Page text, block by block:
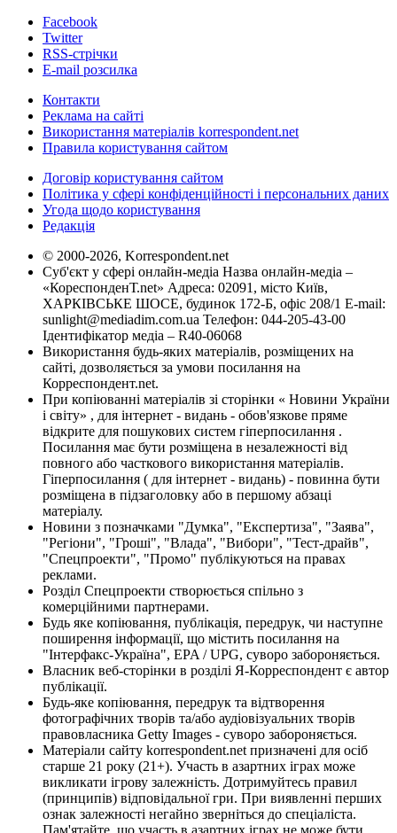
Facebook
Twitter
RSS-стрічки
E-mail розсилка
Контакти
Реклама на сайті
Використання матеріалів korrespondent.net
Правила користування сайтом
Договір користування сайтом
Політика у сфері конфіденційності і персональних даних
Угода щодо користування
Редакція
© 2000-2026, Korrespondent.net
Суб'єкт у сфері онлайн-медіа Назва онлайн-медіа –
«КореспонденТ.net» Адреса: 02091, місто Київ,
ХАРКІВСЬКЕ ШОСЕ, будинок 172-Б, офіс 208/1 E-mail:
sunlight@mediadim.com.ua Телефон: 044-205-43-00
Ідентифікатор медіа – R40-06068
Використання будь-яких матеріалів, розміщених на
сайті, дозволяється за умови посилання на
Корреспондент.net.
При копіюванні матеріалів зі сторінки « Новини України
і світу» , для інтернет - видань - обов'язкове пряме
відкрите для пошукових систем гіперпосилання .
Посилання має бути розміщена в незалежності від
повного або часткового використання матеріалів.
Гіперпосилання ( для інтернет - видань) - повинна бути
розміщена в підзаголовку або в першому абзаці
матеріалу.
Новини з позначками "Думка", "Експертиза", "Заява",
"Регіони", "Гроші", "Влада", "Вибори", "Тест-драйв",
"Спецпроекти", "Промо" публікуються на правах
реклами.
Розділ Спецпроекти створюється спільно з
комерційними партнерами.
Будь яке копіювання, публікація, передрук, чи наступне
поширення інформації, що містить посилання на
"Інтерфакс-Україна", EPA / UPG, суворо забороняється.
Власник веб-сторінки в розділі Я-Корреспондент є автор
публікації.
Будь-яке копіювання, передрук та відтворення
фотографічних творів та/або аудіовізуальних творів
правовласника Getty Images - суворо забороняється.
Матеріали сайту korrespondent.net призначені для осіб
старше 21 року (21+). Участь в азартних іграх може
викликати ігрову залежність. Дотримуйтесь правил
(принципів) відповідальної гри. При виявленні перших
ознак залежності негайно зверніться до спеціаліста.
Пам'ятайте, що участь в азартних іграх не може бути